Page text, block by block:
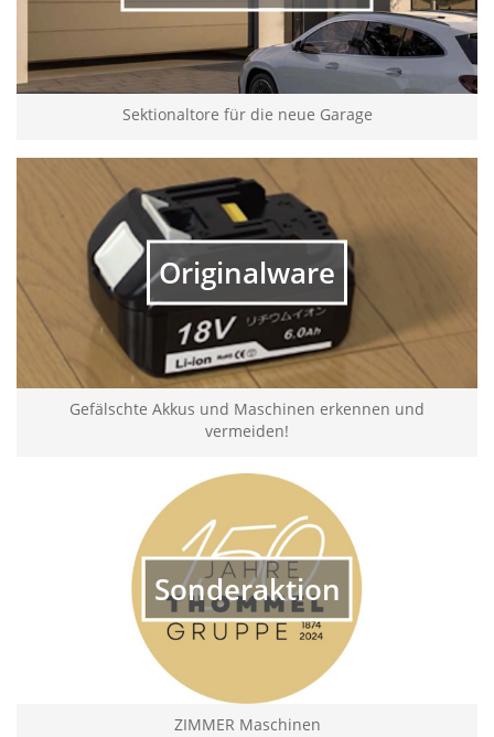
Sektionaltore für die neue Garage
Originalware
Gefälschte Akkus und Maschinen erkennen und
vermeiden!
Sonderaktion
ZIMMER Maschinen